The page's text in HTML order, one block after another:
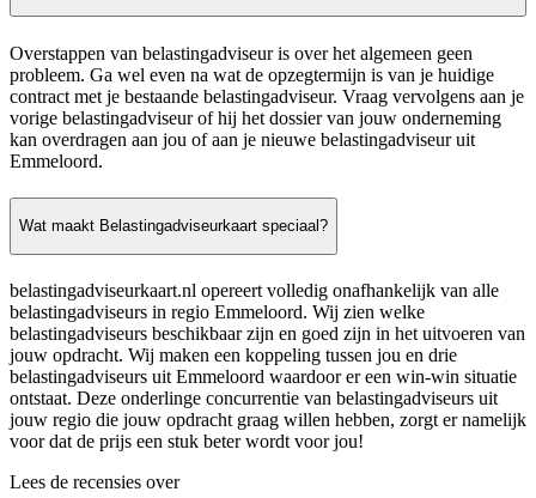
Overstappen van belastingadviseur is over het algemeen geen
probleem. Ga wel even na wat de opzegtermijn is van je huidige
contract met je bestaande belastingadviseur. Vraag vervolgens aan je
vorige belastingadviseur of hij het dossier van jouw onderneming
kan overdragen aan jou of aan je nieuwe belastingadviseur uit
Emmeloord.
Wat maakt Belastingadviseurkaart speciaal?
belastingadviseurkaart.nl opereert volledig onafhankelijk van alle
belastingadviseurs in regio Emmeloord. Wij zien welke
belastingadviseurs beschikbaar zijn en goed zijn in het uitvoeren van
jouw opdracht. Wij maken een koppeling tussen jou en drie
belastingadviseurs uit Emmeloord waardoor er een win-win situatie
ontstaat. Deze onderlinge concurrentie van belastingadviseurs uit
jouw regio die jouw opdracht graag willen hebben, zorgt er namelijk
voor dat de prijs een stuk beter wordt voor jou!
Lees de recensies over